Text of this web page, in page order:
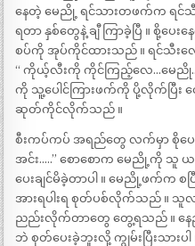
နေတဲ့ မေညို့ ရင်သားတဖက်က ရ
ရတာ နှစ်တွေနဲ့ ချီ ကြာခဲ့ပြီ ။ စို့ပ
စပ်ကို အုပ်ကိုင်ထားသည် ။ ရင်သီး
“ ကိုယ့်လီးကို ကိုင်ကြည့်လေ…မေညို
ကို သူ့ပေါင်ကြားဖက်ကို ပို့လိုက်ပြီး ထ
ဆုတ်ကိုင်လိုက်သည် ။
စီးကပ်ကပ် အရည်တွေ လက်မှာ စိုပေသွ
အင်း…..” စောစောက မေညို့ကို သူ
ပေးချင်မိခဲ့တာပါ ။ မေညို့ဖက်က စ
အားရပါးရ စုတ်ပစ်လိုက်သည် ။ သူလ
ညည်းလိုက်တာတွေ တွေ့ရသည် ။ န
ဘဲ စုတ်ပေးခဲ့ဘူးလို့ ကျွမ်းပြီးသား